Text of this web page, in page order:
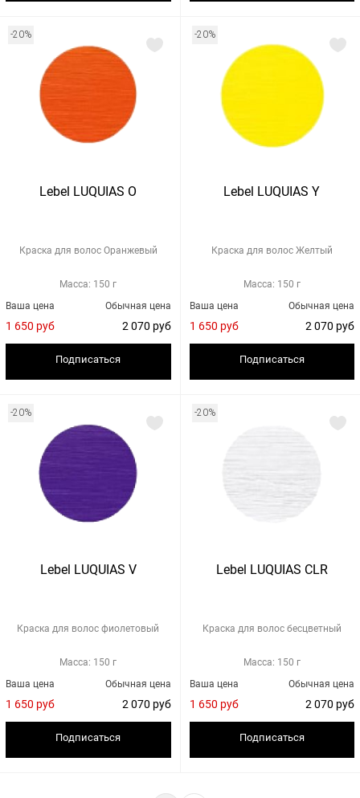
-20%
Lebel LUQUIAS O
Краска для волос Оранжевый
Масса: 150 г
Обычная цена
2 070 руб
Ваша цена
1 650 руб
Подписаться
-20%
Lebel LUQUIAS Y
Краска для волос Желтый
Масса: 150 г
Обычная цена
2 070 руб
Ваша цена
1 650 руб
Подписаться
-20%
Lebel LUQUIAS V
Краска для волос фиолетовый
Масса: 150 г
Обычная цена
2 070 руб
Ваша цена
1 650 руб
Подписаться
-20%
Lebel LUQUIAS CLR
Краска для волос бесцветный
Масса: 150 г
Обычная цена
2 070 руб
Ваша цена
1 650 руб
Подписаться